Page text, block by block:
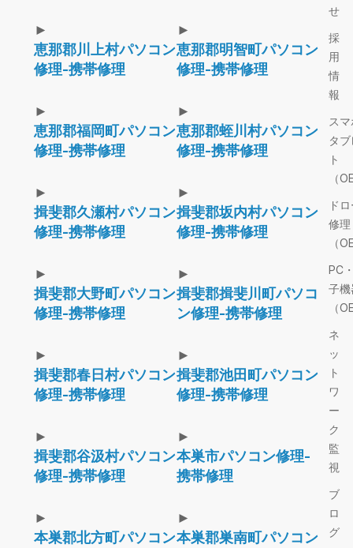
►
恵那郡川上村パソコン
修理-携帯修理
►
恵那郡明智町パソコン
修理-携帯修理
►
恵那郡福岡町パソコン
修理-携帯修理
►
恵那郡蛭川村パソコン
修理-携帯修理
►
揖斐郡久瀬村パソコン
修理-携帯修理
►
揖斐郡坂内村パソコン
修理-携帯修理
►
揖斐郡大野町パソコン
修理-携帯修理
►
揖斐郡揖斐川町パソコ
ン修理-携帯修理
►
揖斐郡春日村パソコン
修理-携帯修理
►
揖斐郡池田町パソコン
修理-携帯修理
►
揖斐郡谷汲村パソコン
修理-携帯修理
►
本巣市パソコン修理-
携帯修理
►
本巣郡北方町パソコン
►
本巣郡巣南町パソコン
せ
採
用
情
報
ス
タ
ト
（
ド
修理
（
PC
子機
（
ネ
ッ
ト
ワ
ー
ク
監
視
ブ
ロ
グ